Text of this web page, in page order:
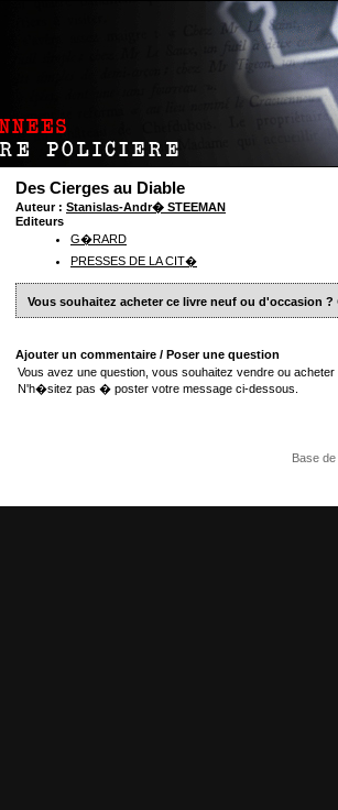
Des Cierges au Diable
Auteur : Stanislas-Andr� STEEMAN
Editeurs
G�RARD
PRESSES DE LA CIT�
Vous souhaitez acheter ce livre neuf ou d'occasion ?
Ajouter un commentaire / Poser une question
Vous avez une question, vous souhaitez vendre ou
N'h�sitez pas � poster votre message ci-dessous.
Base